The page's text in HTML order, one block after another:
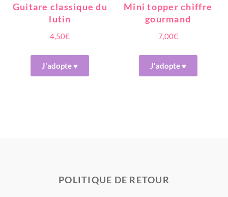
Guitare classique du
lutin
4,50€
J'adopte ♥
Mini topper chiffre
gourmand
7,00€
J'adopte ♥
POLITIQUE DE RETOUR